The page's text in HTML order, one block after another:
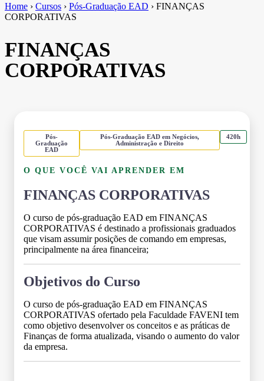
Home › Cursos › Pós-Graduação EAD › FINANÇAS
CORPORATIVAS
FINANÇAS
CORPORATIVAS
Pós-
Graduação
EAD
Pós-Graduação EAD em Negócios,
Administração e Direito
420h
O QUE VOCÊ VAI APRENDER EM
FINANÇAS CORPORATIVAS
O curso de pós-graduação EAD em FINANÇAS
CORPORATIVAS é destinado a profissionais graduados
que visam assumir posições de comando em empresas,
principalmente na área financeira;
Objetivos do Curso
O curso de pós-graduação EAD em FINANÇAS
CORPORATIVAS ofertado pela Faculdade FAVENI tem
como objetivo desenvolver os conceitos e as práticas de
Finanças de forma atualizada, visando o aumento do valor
da empresa.